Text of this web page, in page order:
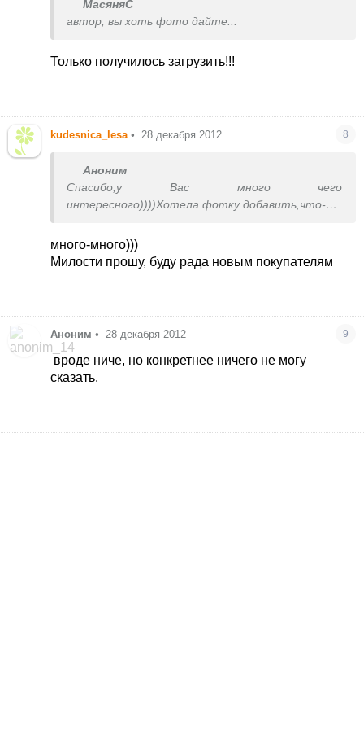
МасяняС
автор, вы хоть фото дайте...
Только получилось загрузить!!!
kudesnica_lesa • 28 декабря 2012 8
Аноним
Спасибо,у Вас много чего
интересного))))Хотела фотку добавить,что-то
много-много)))
Милости прошу, буду рада новым покупателям
Аноним • 28 декабря 2012 9
вроде ниче, но конкретнее ничего не могу
сказать.